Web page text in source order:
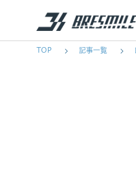
TOP 記事一覧